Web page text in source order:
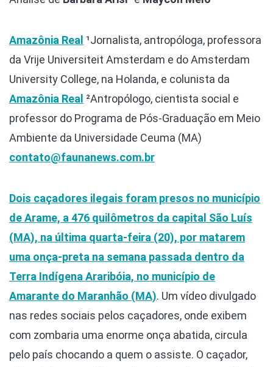
Amazônia Real ¹Jornalista, antropóloga, professora
da Vrije Universiteit Amsterdam e do Amsterdam
University College, na Holanda, e colunista da
Amazônia Real ²Antropólogo, cientista social e
professor do Programa de Pós-Graduação em Meio
Ambiente da Universidade Ceuma (MA)
contato@faunanews.com.br
Dois caçadores ilegais foram presos no município
de Arame, a 476 quilômetros da capital São Luís
(MA), na última quarta-feira (20), por matarem
uma onça-preta na semana passada dentro da
Terra Indígena Araribóia, no município de
Amarante do Maranhão (MA). Um vídeo divulgado
nas redes sociais pelos caçadores, onde exibem
com zombaria uma enorme onça abatida, circula
pelo país chocando a quem o assiste. O caçador,